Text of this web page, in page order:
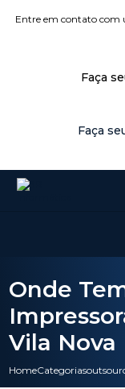
Entre em contato com
Faça
Faça
HomeCategorias
Onde
Vila Nova